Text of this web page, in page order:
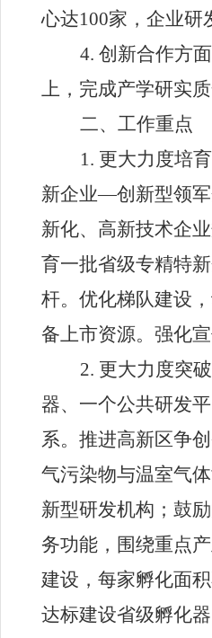
心达100家，企业研
4. 创新合作方面
上，完成产学研实
二、工作重点
1. 更大力度培
新企业—创新型领
新化、高新技术企
育一批省级专精特
杆。优化梯队建设
备上市资源。强化
2. 更大力度突
器、一个公共研发
系。推进高新区争
气污染物与温室气
新型研发机构；鼓
务功能，围绕重点
建设，每家孵化面
达标建设省级孵化